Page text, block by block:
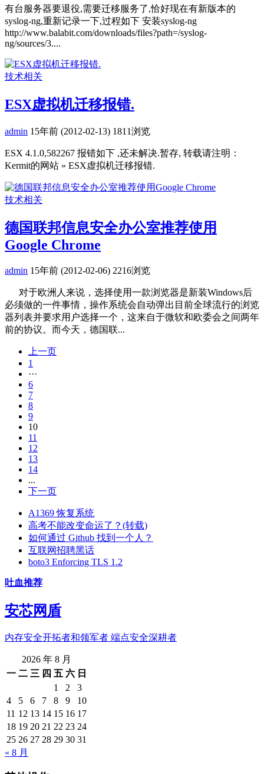
有台服务器要退役,需要迁移服务了,恰好现在有新版本的
syslog-ng,重新记录一下,过程如下 安装syslog-ng
http://www.balabit.com/downloads/files?path=/syslog-
ng/sources/3....
技术相关
ESX虚拟机迁移报错.
admin 15年前 (2012-02-13) 1811浏览
ESX 4.1.0,582267 报错如下 ,还未解决.暂存, 转载请注明：
Kermit的网站 » ESX虚拟机迁移报错.
技术相关
德国联邦信息安全办公室推荐使用
Google Chrome
admin 15年前 (2012-02-06) 2216浏览
对于欧洲人来说，选择使用一款浏览器是新装Windows后
必须做的一件事情，操作系统会自动弹出目前全球流行的浏览
器列表并要求用户选择一个，这来自于微软和欧委会之间两年
前的协议。而今天，德国联...
上一页
1
···
6
7
8
9
10
11
12
13
14
...
下一页
A1369 恢复系统
高考不能改变命运了？(转载)
如何通过 Github 找到一个人？
互联网招聘黑话
boto3 Enforcing TLS 1.2
吐血推荐
安芯网盾
内存安全开拓者和领军者 端点安全深耕者
2026 年 8 月
一 二 三 四 五 六 日
1
2
3
4
5 6 7 8 9
10
11 12 13 14 15 16 17
18 19 20 21 22 23 24
25 26 27 28 29 30 31
« 8 月